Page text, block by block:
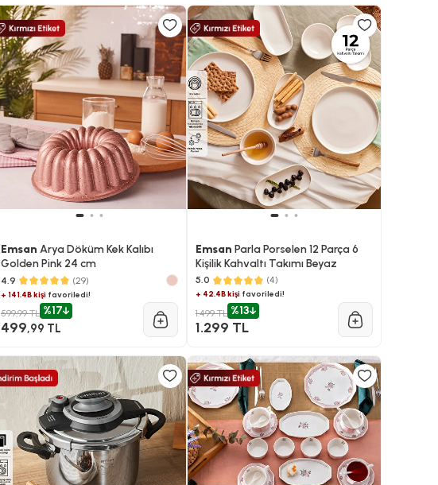
Emsan Arya Döküm Kek Kalıbı
Golden Pink 24 cm
4.9 (29)
+ 141.4B kişifavoriledi!
599,99 TL %17
499,99 TL
Emsan Parla Porselen 12 Parça 6
Kişilik Kahvaltı Takımı Beyaz
5.0 (4)
+ 42.4B kişi favoriledi!
1.499 TL %13
1.299 TL